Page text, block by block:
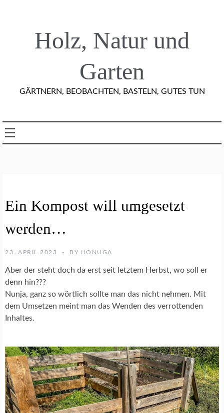
Holz, Natur und
Garten
GÄRTNERN, BEOBACHTEN, BASTELN, GUTES TUN
E
S
G
R
T
E
N
Ein Kompost will umgesetzt
werden…
23. APRIL 2023 BY HONUGA
Aber der steht doch da erst seit letztem Herbst, wo soll er
denn hin???
Nunja, ganz so wörtlich sollte man das nicht nehmen. Mit
dem Umsetzen meint man das Wenden des verrottenden
Inhaltes.